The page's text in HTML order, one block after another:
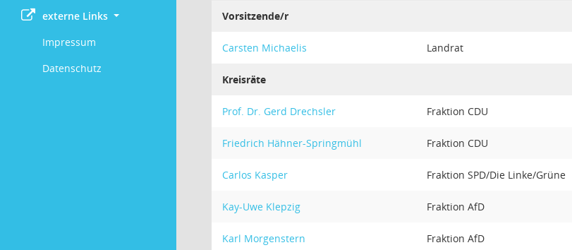
externe Links
Impressum
Datenschutz
Vorsitzende/r
Carsten Michaelis Landrat
Kreisräte
Prof. Dr. Gerd Drechsler Fraktion CDU
Friedrich Hähner-Springmühl Fraktion CDU
Carlos Kasper Fraktion SPD/Die Linke/Grüne
Kay-Uwe Klepzig Fraktion AfD
Karl Morgenstern Fraktion AfD